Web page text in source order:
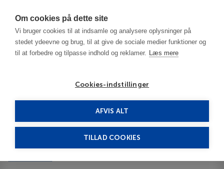
Om cookies på dette site
Vi bruger cookies til at indsamle og analysere oplysninger på
stedet ydeevne og brug, til at give de sociale medier funktioner og
til at forbedre og tilpasse indhold og reklamer. Læs mere
Cookies-indstillinger
AFVIS ALT
TILLAD COOKIES
Blythe - CA
Comfort Suites